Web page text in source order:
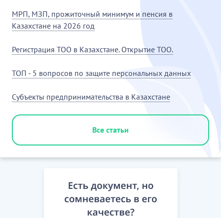
МРП, МЗП, прожиточный минимум и пенсия в
Казахстане на 2026 год
Регистрация ТОО в Казахстане. Открытие ТОО.
ТОП - 5 вопросов по защите персональных данных
Субъекты предпринимательства в Казахстане
Все статьи